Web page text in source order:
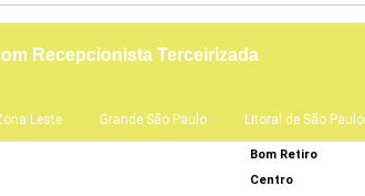
Recepcionista Terceirizada
Leste Grande São Paulo Litoral de São Paulo
Bom Retiro
Centro